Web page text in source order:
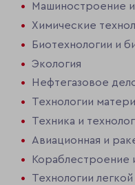
Машиностроение
Химические
Биотехнологии и
Экология
Нефтегазовое
Технологии
Техника и
Авиационная и
Кораблестроение
Технологии